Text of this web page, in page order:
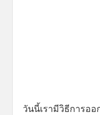
วันนี้เรามีวิธีการอ